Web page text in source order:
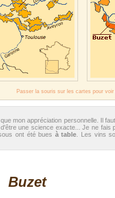
Passer la souris sur les cartes pour
mon appréciation personnelle. Il
une science exacte... Je ne
ont été bues à table . Les vins
Buzet